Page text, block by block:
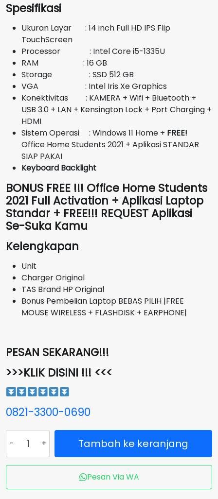
adalah:
Rp14.000.000. adalah:
Rp12.600.000.
Spesifikasi
Ukuran Layar : 14 inch Full HD IPS Flip
TouchScreen
Processor : Intel Core i5-1335U
RAM : 16 GB
Storage : SSD 512 GB
VGA : Intel Iris Xe Graphics
Konektivitas : KAMERA + Wifi + Bluetooth +
USB 3.0 + LAN + Kensington Lock + Port Charging +
HDMI
Sistem Operasi : Windows 11 Home + FREE!
Office Home Students 2021 + Aplikasi STANDAR
SIAP PAKAI
Keyboard Backlight
BONUS FREE !!! Office Home Students
2021 Full Activation + Aplikasi Laptop
Standar + FREE!!! REQUEST Aplikasi
Se-Suka Kamu
Kelengkapan
Unit
Charger Original
TAS Brand HP Original
Bonus Pembelian Laptop BEBAS PILIH |FREE
MOUSE WIRELESS + FLASHDISK + EARPHONE|
PESAN SEKARANG!!!
>>>KLIK DISINI !!! <<<
0821-3300-0690
Laptop
HP
Pavilion
Tambah ke keranjang
Pesan Via WA